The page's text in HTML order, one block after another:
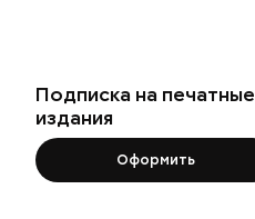
Подписка на печатные
издания
Оформить